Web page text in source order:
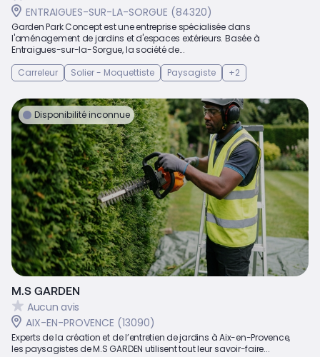
ENTRAIGUES-SUR-LA-SORGUE (84320)
Garden Park Concept est une entreprise spécialisée dans
l'aménagement de jardins et d'espaces extérieurs. Basée à
Entraigues-sur-la-Sorgue, la société de...
Carreleur
Solier - Moquettiste Paysagiste +2
Disponibilité inconnue
M.S GARDEN
Aucun avis
AIX-EN-PROVENCE (13090)
Experts de la création et de l’entretien de jardins à Aix-en-Provence,
les paysagistes de M.S GARDEN utilisent tout leur savoir-faire...